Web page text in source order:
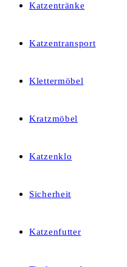
Katzentränke
Katzentransport
Klettermöbel
Kratzmöbel
Katzenklo
Sicherheit
Katzenfutter